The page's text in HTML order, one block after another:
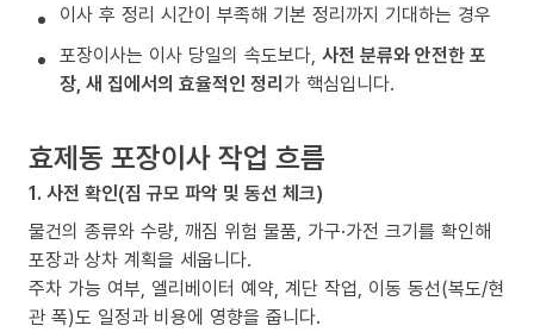
이사 후 정리 시간이 부족해 기본 정리까지 기대하는 경우
포장이사는 이사 당일의 속도보다, 사전 분류와 안전한 포
장, 새 집에서의 효율적인 정리가 핵심입니다.
효제동 포장이사 작업 흐름
1. 사전 확인(짐 규모 파악 및 동선 체크)
물건의 종류와 수량, 깨짐 위험 물품, 가구·가전 크기를 확인해
포장과 상차 계획을 세웁니다.
주차 가능 여부, 엘리베이터 예약, 계단 작업, 이동 동선(복도/현
관 폭)도 일정과 비용에 영향을 줍니다.